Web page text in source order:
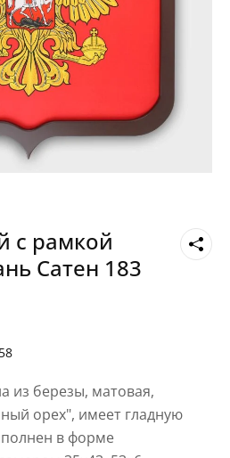
с рамкой
Сатен 183
из березы, матовая,
орех", имеет гладную
в форме